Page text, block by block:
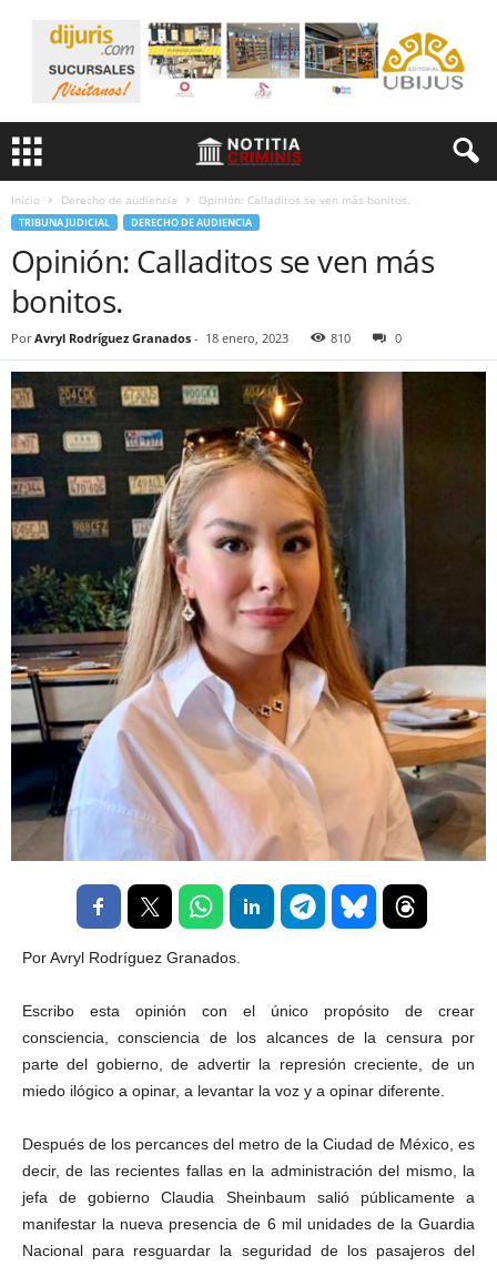
Inicio Derecho de audiencia Opinión: Calladitos se ven más bonitos.
TRIBUNA JUDICIAL DERECHO DE AUDIENCIA
Opinión: Calladitos se ven más
bonitos.
Por Avryl Rodríguez Granados - 18 enero, 2023 810 0
Por Avryl Rodríguez Granados.
Escribo esta opinión con el único propósito de crear
consciencia, consciencia de los alcances de la censura por
parte del gobierno, de advertir la represión creciente, de un
miedo ilógico a opinar, a levantar la voz y a opinar diferente.
Después de los percances del metro de la Ciudad de México, es
decir, de las recientes fallas en la administración del mismo, la
jefa de gobierno Claudia Sheinbaum salió públicamente a
manifestar la nueva presencia de 6 mil unidades de la Guardia
Nacional para resguardar la seguridad de los pasajeros del